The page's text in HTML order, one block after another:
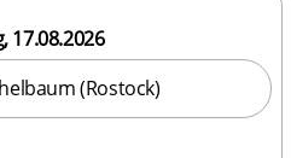
17.08.2026
(Rostock)